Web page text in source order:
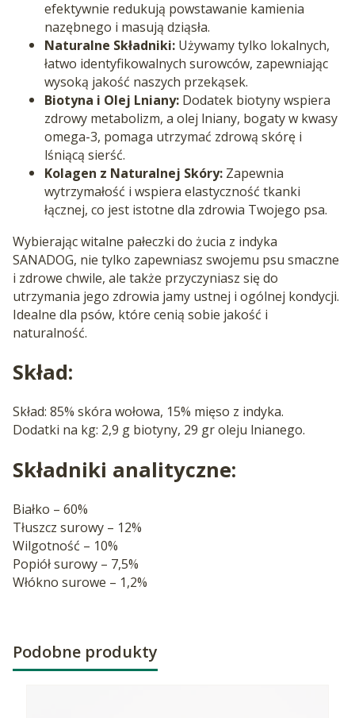
efektywnie redukują powstawanie kamienia
nazębnego i masują dziąsła.
Naturalne Składniki: Używamy tylko lokalnych,
łatwo identyfikowalnych surowców, zapewniając
wysoką jakość naszych przekąsek.
Biotyna i Olej Lniany: Dodatek biotyny wspiera
zdrowy metabolizm, a olej lniany, bogaty w kwasy
omega-3, pomaga utrzymać zdrową skórę i
lśniącą sierść.
Kolagen z Naturalnej Skóry: Zapewnia
wytrzymałość i wspiera elastyczność tkanki
łącznej, co jest istotne dla zdrowia Twojego psa.
Wybierając witalne pałeczki do żucia z indyka
SANADOG, nie tylko zapewniasz swojemu psu smaczne
i zdrowe chwile, ale także przyczyniasz się do
utrzymania jego zdrowia jamy ustnej i ogólnej kondycji.
Idealne dla psów, które cenią sobie jakość i
naturalność.
Skład:
Skład: 85% skóra wołowa, 15% mięso z indyka.
Dodatki na kg: 2,9 g biotyny, 29 gr oleju lnianego.
Składniki analityczne:
Białko – 60%
Tłuszcz surowy – 12%
Wilgotność – 10%
Popiół surowy – 7,5%
Włókno surowe – 1,2%
Podobne produkty